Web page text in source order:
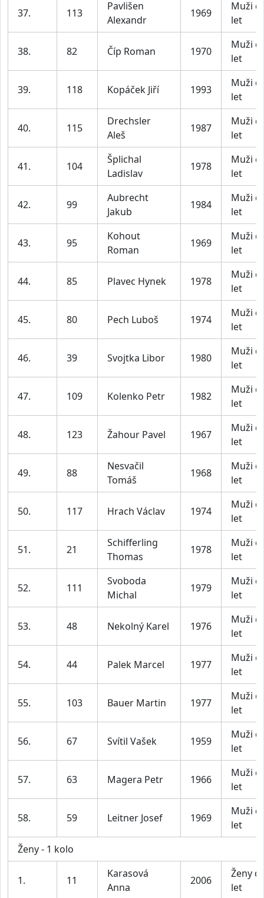
37. 113
Pavlišen
Alexandr
1969
Muži
let
38. 82 Číp Roman 1970
Muži
let
39. 118 Kopáček Jiří 1993
Muži
let
40. 115
Drechsler
Aleš
1987
Muži
let
41. 104
Šplichal
Ladislav
1978
Muži
let
42. 99
Aubrecht
Jakub
1984
Muži
let
43. 95
Kohout
Roman
1969
Muži
let
44. 85 Plavec Hynek 1978
Muži
let
45. 80 Pech Luboš 1974
Muži
let
46. 39 Svojtka Libor 1980
Muži
let
47. 109 Kolenko Petr 1982
Muži
let
48. 123 Žahour Pavel 1967
Muži
let
49. 88
Nesvačil
Tomáš
1968
Muži
let
50. 117 Hrach Václav 1974
Muži
let
51. 21
Schifferling
Thomas
1978
Muži
let
52. 111
Svoboda
Michal
1979
Muži
let
53. 48 Nekolný Karel 1976
Muži
let
54. 44 Palek Marcel 1977
Muži
let
55. 103 Bauer Martin 1977
Muži
let
56. 67 Svítil Vašek 1959
Muži
let
57. 63 Magera Petr 1966
Muži
let
58. 59 Leitner Josef 1969
Muži
let
Ženy - 1 kolo
1. 11
Karasová
Anna
2006
Ženy
let